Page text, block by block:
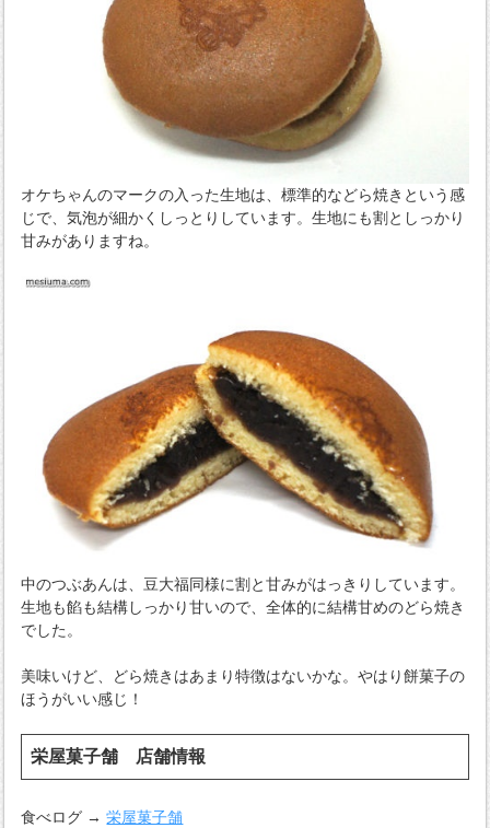
オケちゃんのマークの入った生地は、標準的などら焼きという感
じで、気泡が細かくしっとりしています。生地にも割としっかり
甘みがありますね。
中のつぶあんは、豆大福同様に割と甘みがはっきりしています。
生地も餡も結構しっかり甘いので、全体的に結構甘めのどら焼き
でした。
美味いけど、どら焼きはあまり特徴はないかな。やはり餅菓子の
ほうがいい感じ！
栄屋菓子舗 店舗情報
食べログ →栄屋菓子舗